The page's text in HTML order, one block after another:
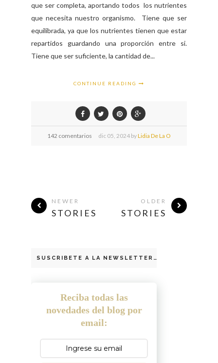
que ser completa, aportando todos los nutrientes
que necesita nuestro organismo. Tiene que ser
equilibrada, ya que los nutrientes tienen que estar
repartidos guardando una proporción entre si.
Tiene que ser suficiente, la cantidad de...
CONTINUE READING
142 comentarios dic 05, 2024 byLidia De La O
NEWER
STORIES
OLDER
STORIES
SUSCRIBETE A LA NEWSLETTER
Reciba todas las
novedades del blog por
email: